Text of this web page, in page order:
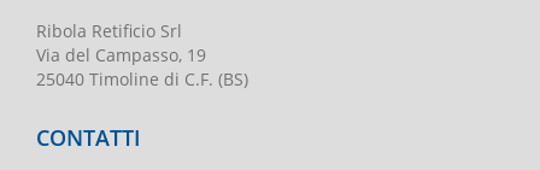
Ribola Retificio Srl
Via del Campasso, 19
25040 Timoline di C.F. (BS)
CONTATTI